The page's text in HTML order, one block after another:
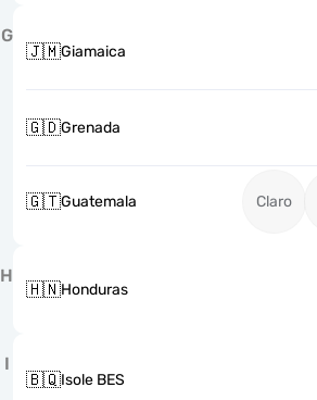
G
🇯🇲Giamaica
🇬🇩Grenada
🇬🇹Guatemala Claro
H
🇭🇳Honduras
I
🇧🇶Isole BES